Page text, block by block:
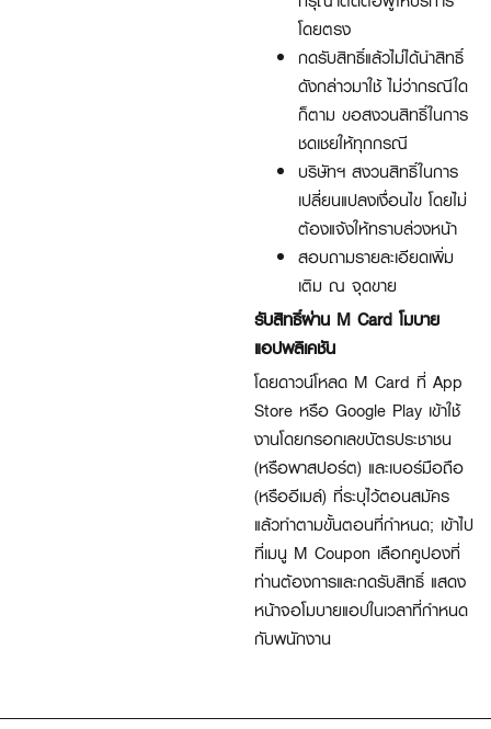
โดยตรง
กดรับสิทธิ์แล้วไม่ได้นำสิทธิ์
ดังกล่าวมาใช้ ไม่ว่ากรณีใด
ก็ตาม ขอสงวนสิทธิ์ในการ
ชดเชยให้ทุกกรณี
บริษัทฯ สงวนสิทธิ์ในการ
เปลี่ยนแปลงเงื่อนไข โดยไม่
ต้องแจ้งให้ทราบล่วงหน้า
สอบถามรายละเอียดเพิ่ม
เติม ณ จุดขาย
รับสิทธิ์ผ่าน M Card โมบาย
แอปพลิเคชัน
โดยดาวน์โหลด M Card ที่ App
Store หรือ Google Play เข้าใช้
งานโดยกรอกเลขบัตรประชาชน
(หรือพาสปอร์ต) และเบอร์มือถือ
(หรืออีเมล์) ที่ระบุไว้ตอนสมัคร
แล้วทำตามขั้นตอนที่กำหนด; เข้าไป
ที่เมนู M Coupon เลือกคูปองที่
ท่านต้องการและกดรับสิทธิ์ แสดง
หน้าจอโมบายแอปในเวลาที่กำหนด
กับพนักงาน